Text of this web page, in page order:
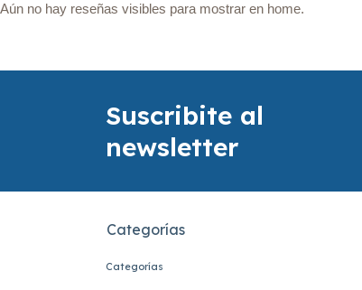
Aún no hay reseñas visibles para mostrar en home.
Suscribite al
newsletter
Categorías
Categorías